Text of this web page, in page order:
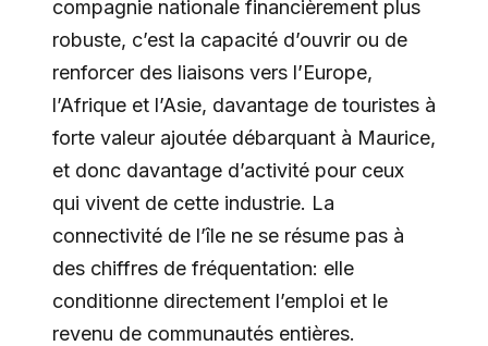
compagnie nationale financièrement plus
robuste, c’est la capacité d’ouvrir ou de
renforcer des liaisons vers l’Europe,
l’Afrique et l’Asie, davantage de touristes à
forte valeur ajoutée débarquant à Maurice,
et donc davantage d’activité pour ceux
qui vivent de cette industrie. La
connectivité de l’île ne se résume pas à
des chiffres de fréquentation: elle
conditionne directement l’emploi et le
revenu de communautés entières.